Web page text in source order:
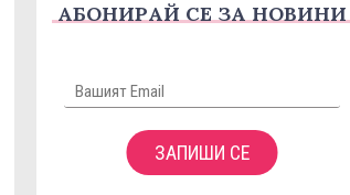
АБОНИРАЙ СЕ ЗА НОВИНИ
ЗАПИШИ СЕ